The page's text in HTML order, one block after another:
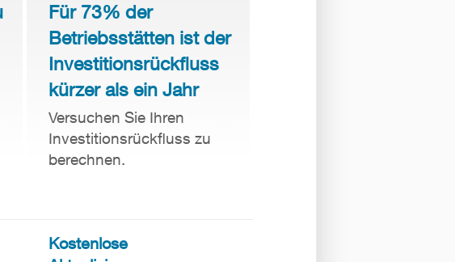
Für 73% der
Betriebsstätten ist der
Investitionsrückfluss
kürzer als ein Jahr
Versuchen Sie Ihren
Investitionsrückfluss zu
berechnen.
Kostenlose